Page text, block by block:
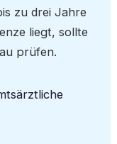
zu drei Jahre
liegt, sollte
prüfen.